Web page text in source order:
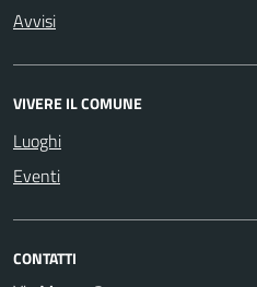
Avvisi
VIVERE IL COMUNE
Luoghi
Eventi
CONTATTI